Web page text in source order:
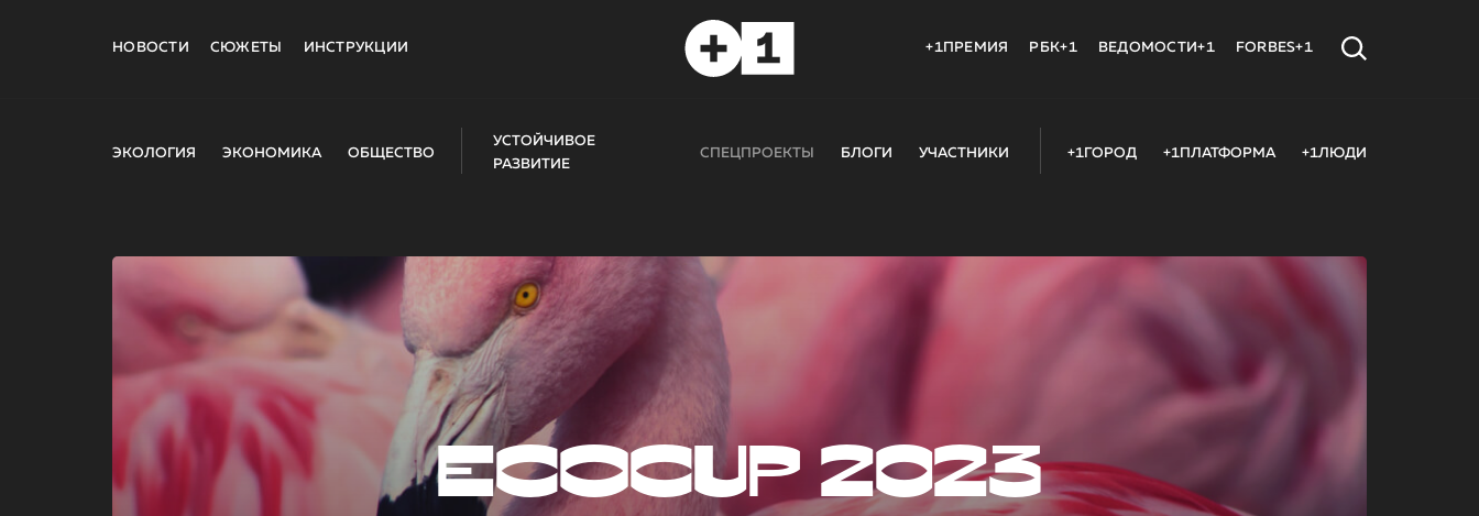
НОВОСТИ СЮЖЕТЫ ИНСТРУКЦИИ +1ПРЕМИЯ РБК+1 ВЕДОМОСТИ+1 FORBES+1
ЭКОЛОГИЯ ЭКОНОМИКА ОБЩЕСТВО
УСТОЙЧИВОЕ
РАЗВИТИЕ
СПЕЦПРОЕКТЫ БЛОГИ УЧАСТНИКИ +1ГОРОД +1ПЛАТФОРМА +1ЛЮДИ
ECOCUP 2023